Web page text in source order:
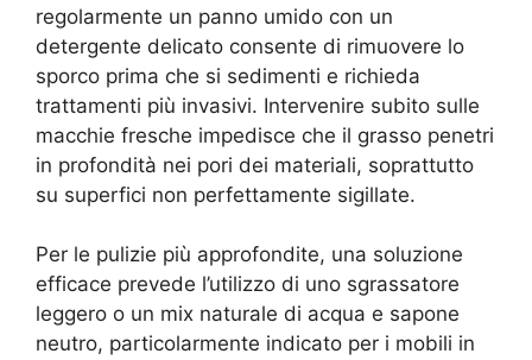
regolarmente un panno umido con un
detergente delicato consente di rimuovere lo
sporco prima che si sedimenti e richieda
trattamenti più invasivi. Intervenire subito sulle
macchie fresche impedisce che il grasso penetri
in profondità nei pori dei materiali, soprattutto
su superfici non perfettamente sigillate.
Per le pulizie più approfondite, una soluzione
efficace prevede l’utilizzo di uno sgrassatore
leggero o un mix naturale di acqua e sapone
neutro, particolarmente indicato per i mobili in